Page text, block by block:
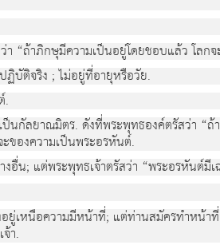
“ถ้าภิกษุมีความเป็นอยู่โดยชอบแล้ว โลก
บัติจริง ; ไม่อยู่ที่อายุหรือวัย.
.
นกัลยาณมิตร. ดังที่พระพุทธองค์ตรัสว่า
ของความเป็นพระอรหันต์.
น; แต่พระพุทธเจ้าตรัสว่า “พระอรหันต์มี
เหนือความมีหน้าที่; แต่ท่านสมัครทำหน้า
า.